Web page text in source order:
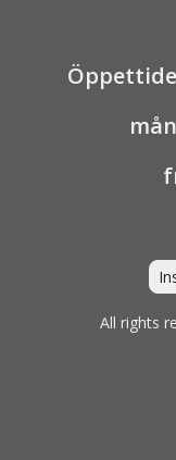
All rights